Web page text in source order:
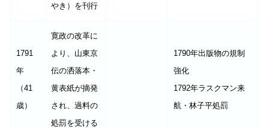
やき）を刊行
1791
年
（41
歳）
寛政の改革に
より、山東京
伝の洒落本・
黄表紙が摘発
され、過料の
処罰を受ける
1790年出版物の規制
強化
1792年ラスクマン来
航・林子平処罰